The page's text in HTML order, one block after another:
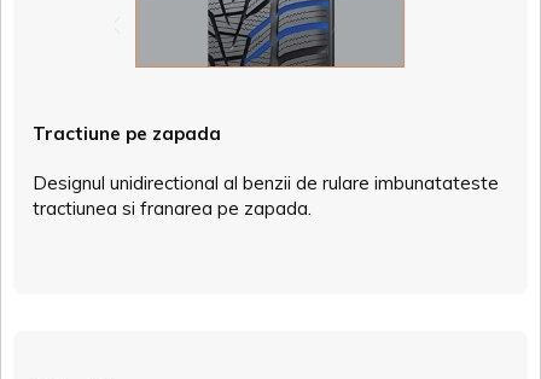
Tractiune pe zapada
Designul unidirectional al benzii de rulare imbunatateste
tractiunea si franarea pe zapada.